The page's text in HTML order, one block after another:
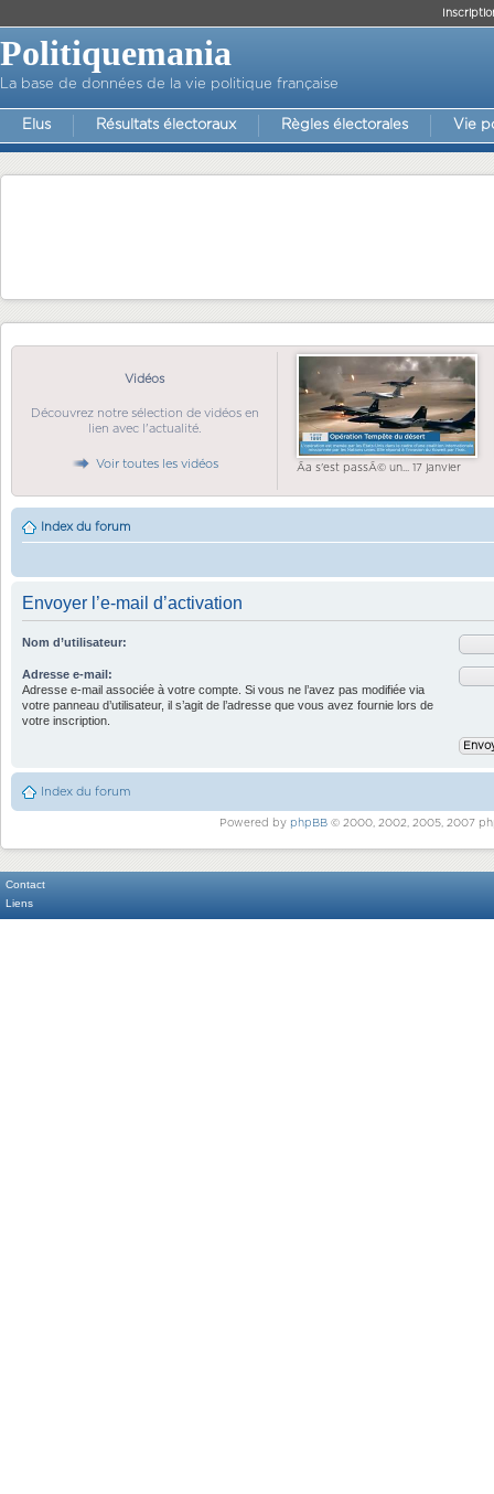
Politiquemania
La base de données de la vie politique française
Elus Résultats électoraux Règles électorales Vie
Vidéos
Découvrez notre sélection de vidéos en
lien avec l'actualité.
Voir toutes les vidéos Ãa s'est passÃ© un... 17 janvier
Index du forum
Envoyer l’e-mail d’activation
Nom d’utilisateur:
Adresse e-mail:
Adresse e-mail associée à votre compte. Si vous ne l’avez pas modifiée via
votre panneau d’utilisateur, il s’agit de l’adresse que vous avez fournie lors de
votre inscription.
Index du forum
Powered by phpBB© 2000, 2002, 2005, 2007
Contact
Liens